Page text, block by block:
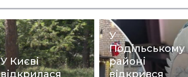
У Києві
відкрилася
У
Подільському
районі
відкрився